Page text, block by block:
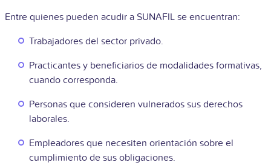
Entre quienes pueden acudir a SUNAFIL se encuentran:
Trabajadores del sector privado.
Practicantes y beneficiarios de modalidades formativas,
cuando corresponda.
Personas que consideren vulnerados sus derechos
laborales.
Empleadores que necesiten orientación sobre el
cumplimiento de sus obligaciones.